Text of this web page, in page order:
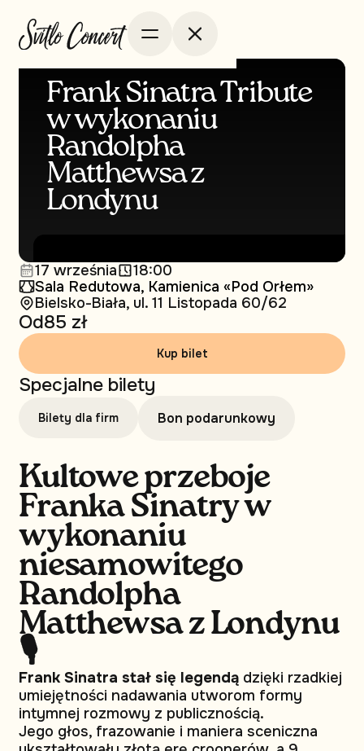
Frank Sinatra Tribute
w wykonaniu
Randolpha
Matthewsa z
Londynu
17 września
18:00
Sala Redutowa, Kamienica «Pod Orłem»
Bielsko-Biała, ul. 11 Listopada 60/62
Od85 zł
Kup bilet
Specjalne bilety
Bilety dla firm Bon podarunkowy
Kultowe przeboje
Franka Sinatry w
wykonaniu
niesamowitego
Randolpha
Matthewsa z Londynu
🎙
Frank Sinatra stał się legendądzięki rzadkiej
umiejętności nadawania utworom formy
intymnej rozmowy z publicznością.
Jego głos, frazowanie i maniera sceniczna